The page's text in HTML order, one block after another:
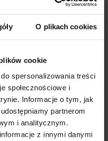
O plikach cookies
cookie
spersonalizowania treści
społecznościowe i
Informacje o tym, jak
partnerom
i analitycznym.
z innymi danymi
C-3PO z serii STAR WARS
0 ocen
65,00 zł
powiadom o
dostępności